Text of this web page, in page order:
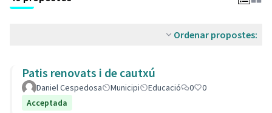
Ordenar propostes:
Patis renovats i de cautxú
Daniel Cespedosa Municipi Educació 0
0
Acceptada